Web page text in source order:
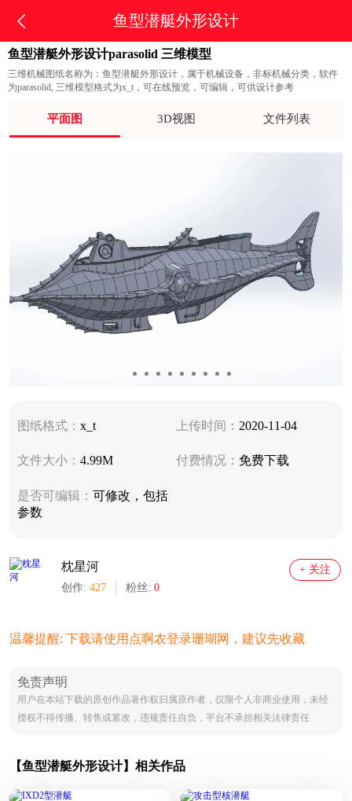
鱼型潜艇外形设计
鱼型潜艇外形设计parasolid 三维模型
三维机械图纸名称为：鱼型潜艇外形设计，属于机械设备，非标机械分类，软件
为parasolid, 三维模型格式为x_t，可在线预览，可编辑，可供设计参考
平面图 3D视图 文件列表
图纸格式： x_t 上传时间： 2020-11-04
文件大小： 4.99M 付费情况： 免费下载
是否可编辑： 可修改，包括
参数
枕星河
创作: 427 粉丝: 0
+ 关注
温馨提醒: 下载请使用点啊农登录珊瑚网，建议先收藏
免责声明
用户在本站下载的原创作品著作权归属原作者，仅限个人非商业使用，未经
授权不得传播、转售或篡改，违规责任自负，平台不承担相关法律责任
【鱼型潜艇外形设计】相关作品